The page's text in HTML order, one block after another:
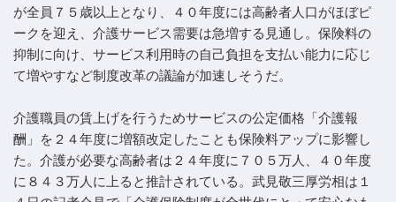
が全員７５歳以上となり、４０年度には高齢者人口がほぼピ
ークを迎え、介護サービス需要は急増する見通し。保険料の
抑制に向け、サービス利用時の自己負担を支払い能力に応じ
て増やすなど制度改革の議論が加速しそうだ。
介護職員の賃上げを行うためサービスの公定価格「介護報
酬」を２４年度に増額改定したことも保険料アップに影響し
た。介護が必要な高齢者は２４年度に７０５万人、４０年度
に８４３万人に上ると推計されている。武見敬三厚労相は１